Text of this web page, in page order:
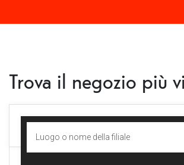
Trova il negozio più
Filtro